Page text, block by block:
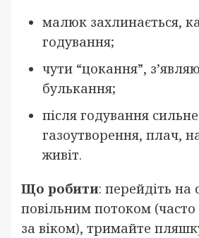
малюк захлинається,
годування;
чути “цокання”,
булькання;
після годування сильне
газоутворення, плач,
живіт.
Що робити: перейдіть на
повільним потоком (часто
за віком), тримайте